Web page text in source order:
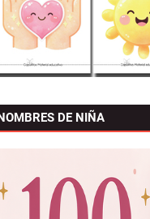
DE NIÑA